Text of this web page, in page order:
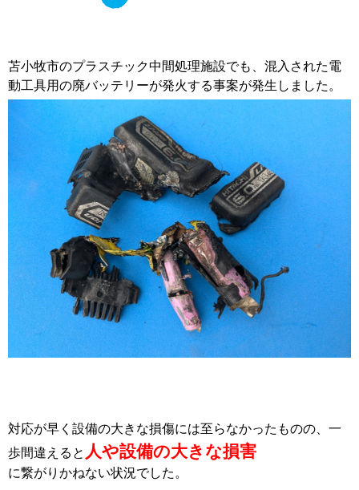
苫小牧市のプラスチック中間処理施設でも、混入された電
動工具用の廃バッテリーが発火する事案が発生しました。
対応が早く設備の大きな損傷には至らなかったものの、一
歩間違えると 人や設備の大きな損害
に繋がりかねない状況でした。